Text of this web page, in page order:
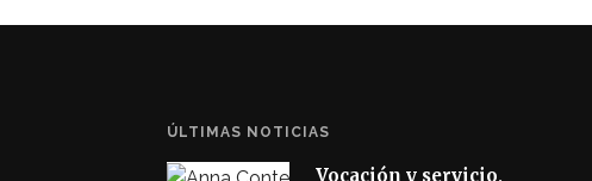
ÚLTIMAS NOTICIAS
Vocación y servicio,